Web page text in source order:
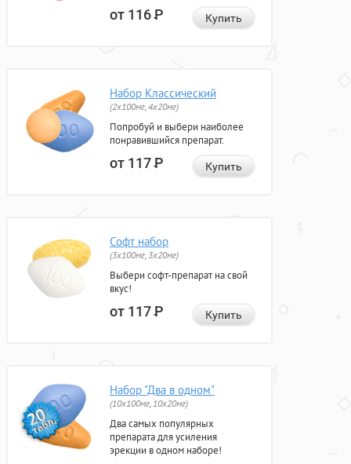
от 116Р Купить
Набор Классический
(2x100мг, 4x20мг)
Попробуй и выбери наиболее
понравившийся препарат.
от 117Р Купить
Софт набор
(3x100мг, 3x20мг)
Выбери софт-препарат на свой
вкус!
от 117Р Купить
Набор "Два в одном"
(10x100мг, 10x20мг)
Два самых популярных
препарата для усиления
эрекции в одном наборе!